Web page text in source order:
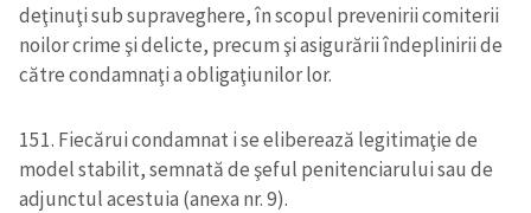
deţinuţi sub supraveghere, în scopul prevenirii comiterii
noilor crime şi delicte, precum şi asigurării îndeplinirii de
către condamnaţi a obligaţiunilor lor.
151. Fiecărui condamnat i se eliberează legitimaţie de
model stabilit, semnată de şeful penitenciarului sau de
adjunctul acestuia (anexa nr. 9).